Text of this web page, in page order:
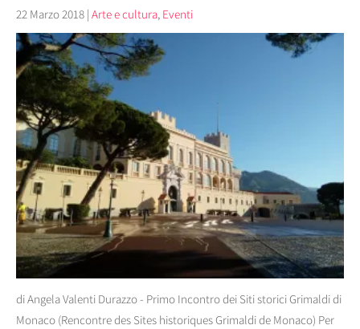
22 Marzo 2018 | Arte e cultura, Eventi
di Angela Valenti Durazzo - Primo Incontro dei Siti storici Grimaldi di
Monaco (Rencontre des Sites historiques Grimaldi de Monaco) Per